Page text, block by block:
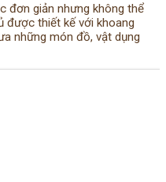
đơn giản nhưng không thể
được thiết kế với khoang
những món đồ, vật dụng